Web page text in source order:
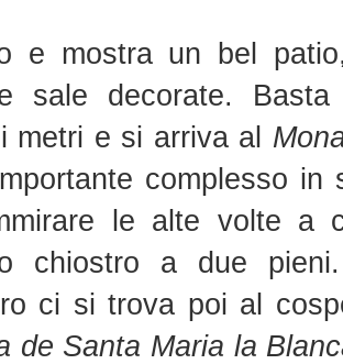
e mostra un bel
sale decorate.
metri e si arriva al
complesso in
le alte volte a
chiostro a due
ci si trova poi al
de Santa Maria la